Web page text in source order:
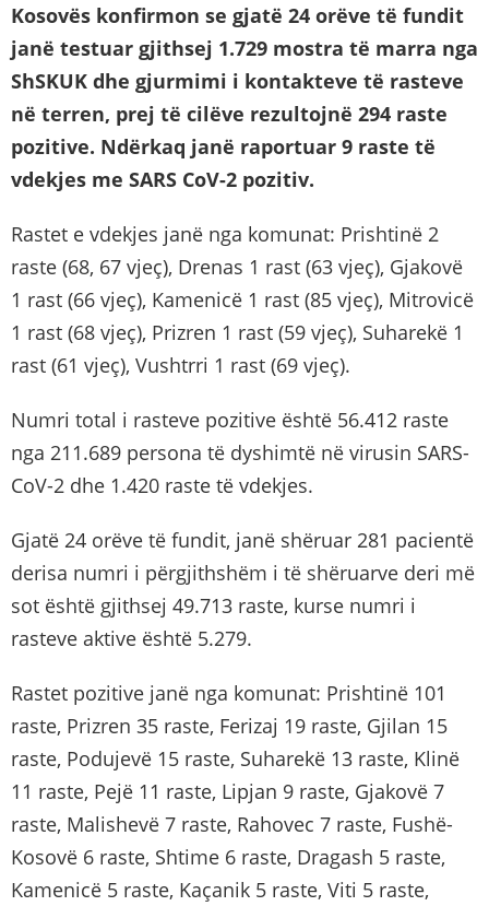
Kosovës konfirmon se gjatë 24 orëve të fundit
janë testuar gjithsej 1.729 mostra të marra nga
ShSKUK dhe gjurmimi i kontakteve të rasteve
në terren, prej të cilëve rezultojnë 294 raste
pozitive. Ndërkaq janë raportuar 9 raste të
vdekjes me SARS CoV-2 pozitiv.
Rastet e vdekjes janë nga komunat: Prishtinë 2
raste (68, 67 vjeç), Drenas 1 rast (63 vjeç), Gjakovë
1 rast (66 vjeç), Kamenicë 1 rast (85 vjeç), Mitrovicë
1 rast (68 vjeç), Prizren 1 rast (59 vjeç), Suharekë 1
rast (61 vjeç), Vushtrri 1 rast (69 vjeç).
Numri total i rasteve pozitive është 56.412 raste
nga 211.689 persona të dyshimtë në virusin SARS-
CoV-2 dhe 1.420 raste të vdekjes.
Gjatë 24 orëve të fundit, janë shëruar 281 pacientë
derisa numri i përgjithshëm i të shëruarve deri më
sot është gjithsej 49.713 raste, kurse numri i
rasteve aktive është 5.279.
Rastet pozitive janë nga komunat: Prishtinë 101
raste, Prizren 35 raste, Ferizaj 19 raste, Gjilan 15
raste, Podujevë 15 raste, Suharekë 13 raste, Klinë
11 raste, Pejë 11 raste, Lipjan 9 raste, Gjakovë 7
raste, Malishevë 7 raste, Rahovec 7 raste, Fushë-
Kosovë 6 raste, Shtime 6 raste, Dragash 5 raste,
Kamenicë 5 raste, Kaçanik 5 raste, Viti 5 raste,